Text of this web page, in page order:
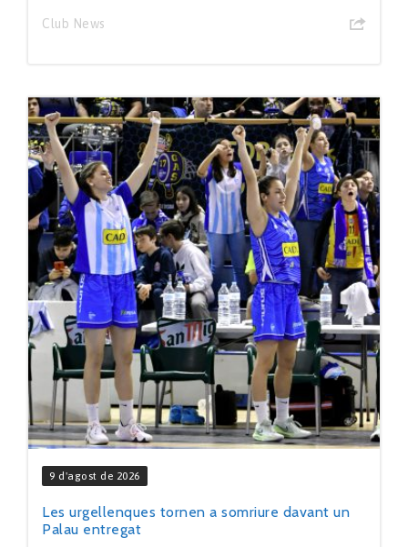
Club News
9 d'agost de 2026
Les urgellenques tornen a somriure davant un
Palau entregat